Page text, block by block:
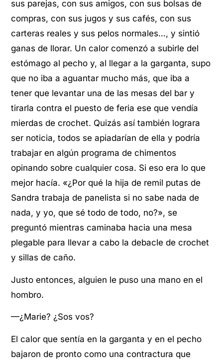
sus parejas, con sus amigos, con sus bolsas de
compras, con sus jugos y sus cafés, con sus
carteras reales y sus pelos normales…, y sintió
ganas de llorar. Un calor comenzó a subirle del
estómago al pecho y, al llegar a la garganta, supo
que no iba a aguantar mucho más, que iba a
tener que levantar una de las mesas del bar y
tirarla contra el puesto de feria ese que vendía
mierdas de crochet. Quizás así también lograra
ser noticia, todos se apiadarían de ella y podría
trabajar en algún programa de chimentos
opinando sobre cualquier cosa. Si eso era lo que
mejor hacía. «¿Por qué la hija de remil putas de
Sandra trabaja de panelista si no sabe nada de
nada, y yo, que sé todo de todo, no?», se
preguntó mientras caminaba hacia una mesa
plegable para llevar a cabo la debacle de crochet
y sillas de caño.
Justo entonces, alguien le puso una mano en el
hombro.
—¿Marie? ¿Sos vos?
El calor que sentía en la garganta y en el pecho
bajaron de pronto como una contractura que